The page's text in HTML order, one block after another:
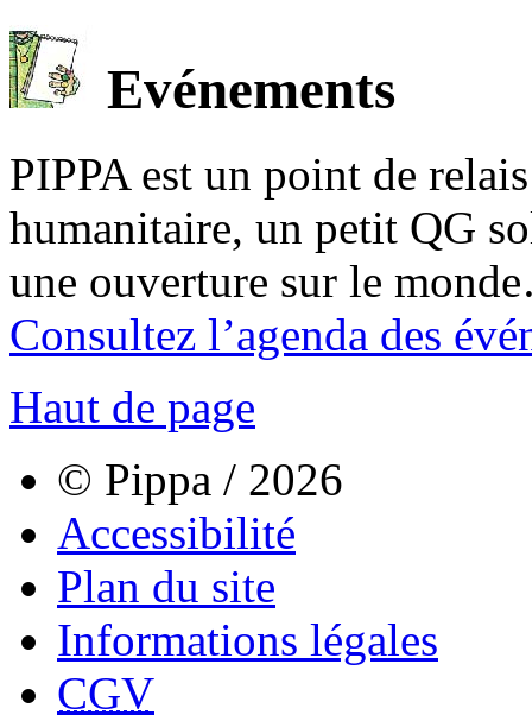
Evénements
PIPPA est un point de
humanitaire, un petit QG
une ouverture sur le
Consultez l’agenda des
Haut de page
© Pippa / 2026
Accessibilité
Plan du site
Informations légales
CGV